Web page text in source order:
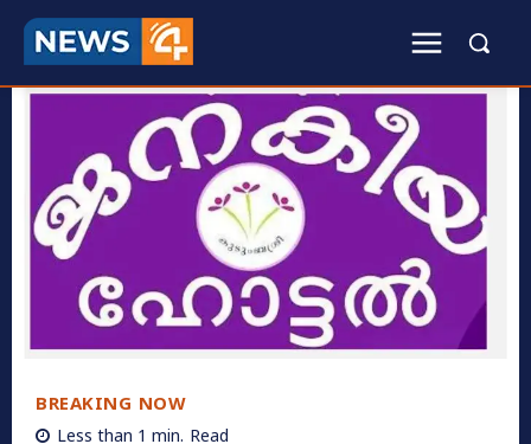
BREAKING NOW
Less than 1 min. Read